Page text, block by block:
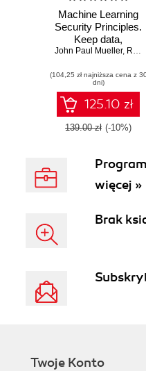
Machine Learning
Security Principles.
Keep data,
networks, users,
safe from prying
eyes
John Paul Mueller, Rod Stephens
(104,25 zł najniższa cena z
dni)
125.10 zł
139.00 zł (-10%)
więcej »
Brak
Twoje Konto